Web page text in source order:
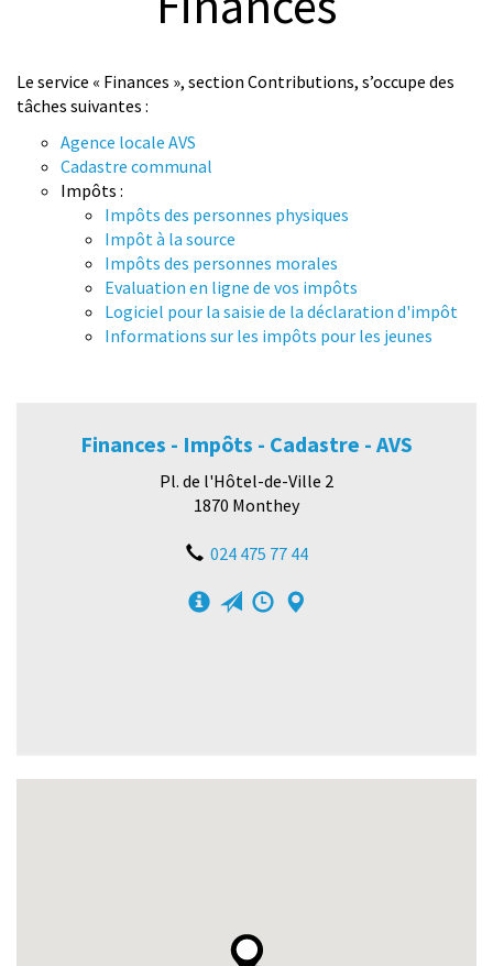
© Alain RithnerLe service « Finances », section Contributions, s’occupe des
tâches suivantes :
Agence locale AVS
Cadastre communal
Impôts :
Impôts des personnes physiques
Impôt à la source
Impôts des personnes morales
Evaluation en ligne de vos impôts
Logiciel pour la saisie de la déclaration d'impôt
Informations sur les impôts pour les jeunes
Finances - Impôts - Cadastre - AVS
Pl. de l'Hôtel-de-Ville 2
1870 Monthey
024 475 77 44